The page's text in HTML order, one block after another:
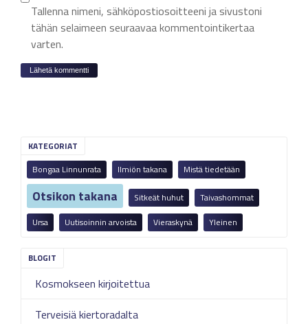
KATEGORIAT
Bongaa Linnunrata
Ilmiön takana Mistä tiedetään
Otsikon takana Sitkeät huhut
Taivashommat
Ursa
Uutisoinnin arvoista Vieraskynä Yleinen
Kosmokseen kirjoitettua
Terveisiä kiertoradalta
Tallenna nimeni, sähköpostiosoitteeni ja sivustoni
tähän selaimeen seuraavaa kommentointikertaa
varten.